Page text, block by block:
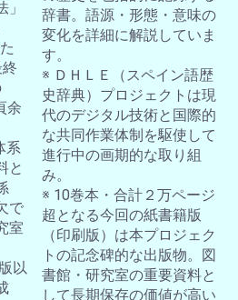
余
系
と
で
室
以
辞書。語源・形態・意味の
変化を詳細に解説していま
す。
※ ＤＨＬＥ（スペイン語歴
史辞典）プロジェクトは現
代のデジタル技術と国際的
な共同作業体制を駆使して
進行中の画期的な取り組
み。
※ 10巻本・合計２万ページ
超となる今回の紙書籍版
（印刷版）は本プロジェク
トの記念碑的な出版物。図
書館・研究室の重要資料と
して長期保存の価値が高い